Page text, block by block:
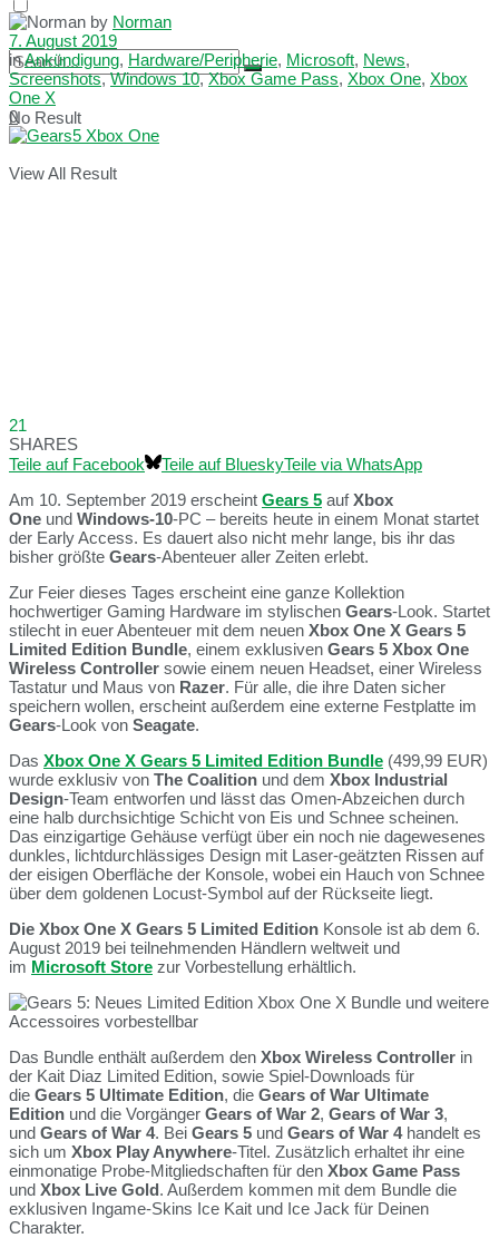
No Result
View All Result
by Norman
7. August 2019
inAnkündigung, Hardware/Peripherie, Microsoft, News,
Screenshots,Windows 10,Xbox Game Pass, Xbox One, Xbox
One X
0
21
SHARES
Teile auf Facebook
Teile auf BlueskyTeile via WhatsApp
Am 10. September 2019 erscheint Gears 5 aufXbox
One und Windows-10-PC – bereits heute in einem Monat startet
der Early Access. Es dauert also nicht mehr lange, bis ihr das
bisher größte Gears-Abenteuer aller Zeiten erlebt.
Zur Feier dieses Tages erscheint eine ganze Kollektion
hochwertiger Gaming Hardware im stylischen Gears-Look. Startet
stilecht in euer Abenteuer mit dem neuen Xbox One X Gears 5
Limited Edition Bundle, einem exklusiven Gears 5 Xbox One
Wireless Controller sowie einem neuen Headset, einer Wireless
Tastatur und Maus von Razer. Für alle, die ihre Daten sicher
speichern wollen, erscheint außerdem eine externe Festplatte im
Gears-Look von Seagate.
Das Xbox One X Gears 5 Limited Edition Bundle (499,99 EUR)
wurde exklusiv von The Coalition und dem Xbox Industrial
Design-Team entworfen und lässt das Omen-Abzeichen durch
eine halb durchsichtige Schicht von Eis und Schnee scheinen.
Das einzigartige Gehäuse verfügt über ein noch nie dagewesenes
dunkles, lichtdurchlässiges Design mit Laser-geätzten Rissen auf
der eisigen Oberfläche der Konsole, wobei ein Hauch von Schnee
über dem goldenen Locust-Symbol auf der Rückseite liegt.
Die Xbox One X Gears 5 Limited Edition Konsole ist ab dem 6.
August 2019 bei teilnehmenden Händlern weltweit und
im Microsoft Store zur Vorbestellung erhältlich.
Das Bundle enthält außerdem den Xbox Wireless Controller in
der Kait Diaz Limited Edition, sowie Spiel-Downloads für
die Gears 5 Ultimate Edition, die Gears of War Ultimate
Edition und die Vorgänger Gears of War 2, Gears of War 3,
und Gears of War 4. Bei Gears 5 und Gears of War 4handelt es
sich um Xbox Play Anywhere-Titel. Zusätzlich erhaltet ihr eine
einmonatige Probe-Mitgliedschaften für den Xbox Game Pass
und Xbox Live Gold. Außerdem kommen mit dem Bundle die
exklusiven Ingame-Skins Ice Kait und Ice Jack für Deinen
Charakter.